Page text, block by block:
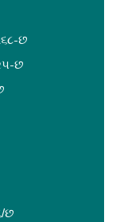
છ
છ
છ